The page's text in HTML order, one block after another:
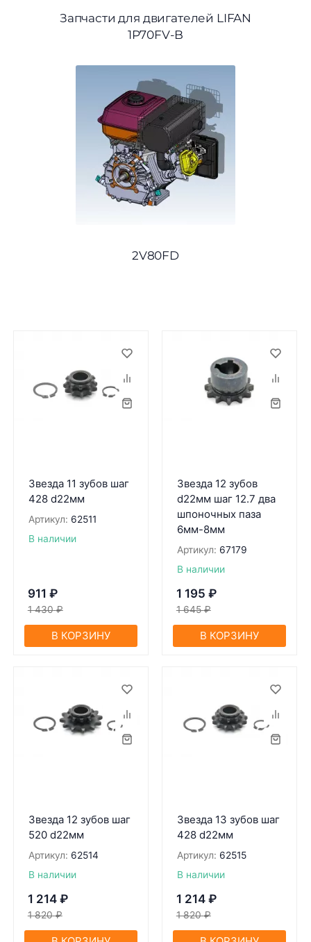
Запчасти для двигателей LIFAN
1P70FV-B
2V80FD
Звезда 11 зубов шаг
428 d22мм
Артикул: 62511
В наличии
911 ₽
1 430 ₽
В КОРЗИНУ
Звезда 12 зубов
d22мм шаг 12.7 два
шпоночных паза
6мм-8мм
Артикул: 67179
В наличии
1 195 ₽
1 645 ₽
В КОРЗИНУ
Звезда 12 зубов шаг
520 d22мм
Артикул: 62514
В наличии
1 214 ₽
1 820 ₽
Звезда 13 зубов шаг
428 d22мм
Артикул: 62515
В наличии
1 214 ₽
1 820 ₽